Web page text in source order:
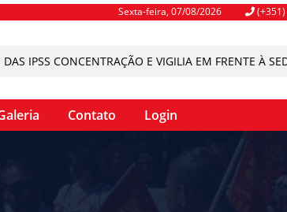
Sexta-feira, 07/08/2026
CONCENTRAÇÃO E VIGILIA EM FRENTE À SEDE
Contato Login